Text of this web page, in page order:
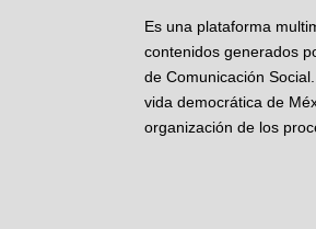
Es una plataforma
contenidos generados
de Comunicación
vida democrática de
organización de los